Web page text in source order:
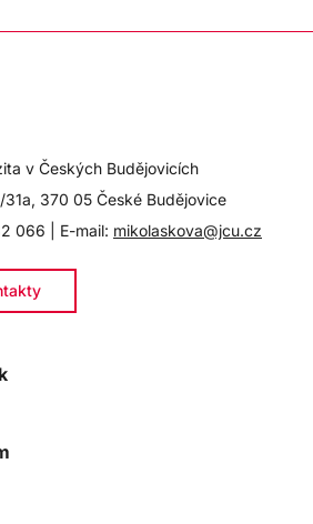
v Českých Budějovicích
31a, 370 05 České Budějovice
066 | E-mail: mikolaskova@jcu.cz